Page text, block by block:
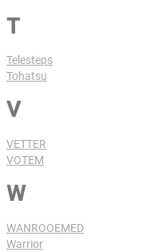
T
Telesteps
Tohatsu
V
VETTER
VOTEM
W
WANROOEMED
Warrior